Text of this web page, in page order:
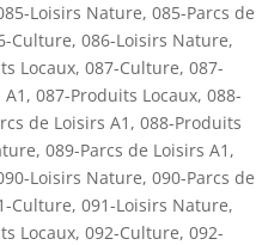
Loisirs Nature, 085-Parcs de
Culture, 086-Loisirs Nature,
Locaux, 087-Culture, 087-
, 087-Produits Locaux, 088-
de Loisirs A1 , 088-Produits
, 089-Parcs de Loisirs A1 ,
Loisirs Nature, 090-Parcs de
Culture, 091-Loisirs Nature,
Locaux, 092-Culture, 092-